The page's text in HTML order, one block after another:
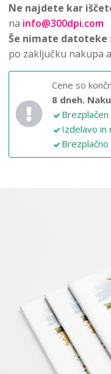
Ne najdete kar
na info@300dpi.com
Še nimate datoteke
po zaključku nakupa
Cene so
8 dneh.
Izdelavo in